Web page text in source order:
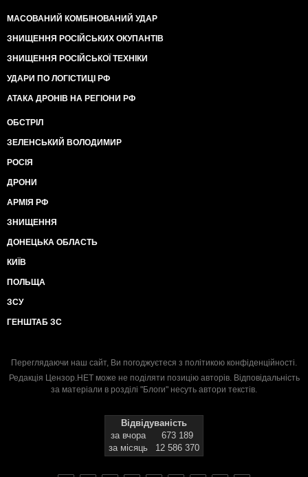
МАСОВАНИЙ КОМБІНОВАНИЙ УДАР
ЗНИЩЕННЯ РОСІЙСЬКИХ ОКУПАНТІВ
ЗНИЩЕННЯ РОСІЙСЬКОЇ ТЕХНІКИ
УДАРИ ПО ЛОГІСТИЦІ РФ
АТАКА ДРОНІВ НА РЕГІОНИ РФ
ОБСТРІЛ
ЗЕЛЕНСЬКИЙ ВОЛОДИМИР
РОСІЯ
ДРОНИ
АРМІЯ РФ
ЗНИЩЕННЯ
ДОНЕЦЬКА ОБЛАСТЬ
КИЇВ
ПОЛЬЩА
ЗСУ
ГЕНШТАБ ЗС
Переглядаючи наш сайт, Ви погоджуєтеся з політикою конфіденційності.
Редакція Цензор.НЕТ може не поділяти позицію авторів. Відповідальність
за матеріали в розділі "Блоги" несуть автори текстів.
Відвідуваність
за вчора
673 189
за місяць
12 586 370